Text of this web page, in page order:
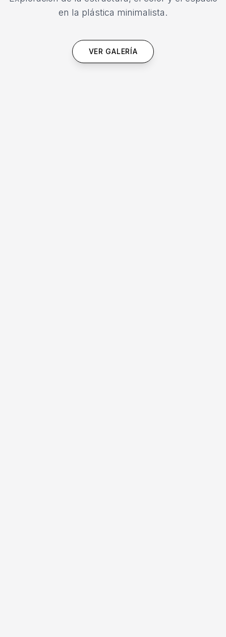
en la plástica minimalista.
VER GALERÍA